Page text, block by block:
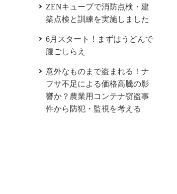
ZENキューブで消防点検・建
築点検と訓練を実施しました
6月スタート！まずはうどんで
腹ごしらえ
意外なものまで盗まれる！ナ
フサ不足による価格高騰の影
響か？農業用コンテナ窃盗事
件から防犯・監視を考える